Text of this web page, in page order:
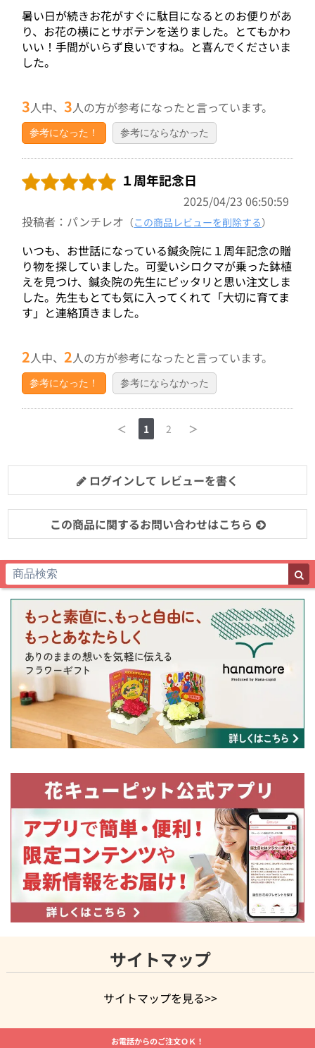
暑い日が続きお花がすぐに駄目になるとのお便りがあ
り、お花の横にとサボテンを送りました。とてもかわ
いい！手間がいらず良いですね。と喜んでくださいま
した。
3人中、3人の方が参考になったと言っています。
参考になった！ 参考にならなかった
１周年記念日
2025/04/23 06:50:59
投稿者：パンチレオ （この商品レビューを削除する）
いつも、お世話になっている鍼灸院に１周年記念の贈
り物を探していました。可愛いシロクマが乗った鉢植
えを見つけ、鍼灸院の先生にピッタリと思い注文しま
した。先生もとても気に入ってくれて「大切に育てま
す」と連絡頂きました。
2人中、2人の方が参考になったと言っています。
参考になった！ 参考にならなかった
＜ 1 2 ＞
ログインして レビューを書く
この商品に関するお問い合わせはこちら
サイトマップ
サイトマップを見る>>
よく贈られる花
お祝いの花特集
誕生日フラワーギフト特集
8月の誕生花(トルコキキョウ)
開店・開業祝い
お電話からのご注文ＯＫ！